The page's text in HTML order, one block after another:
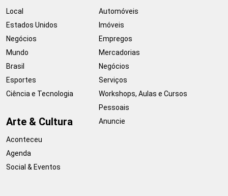
Local
Estados Unidos
Negócios
Mundo
Brasil
Esportes
Ciência e Tecnologia
Arte & Cultura
Aconteceu
Agenda
Social & Eventos
Automóveis
Imóveis
Empregos
Mercadorias
Negócios
Serviços
Workshops, Aulas e Cursos
Pessoais
Anuncie